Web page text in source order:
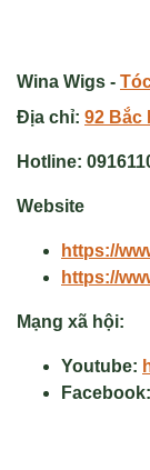
Wina Wigs -
Địa chỉ: 92 Bắc
Hotline:
Website
https://
https://
Mạng xã hội:
Youtube:
Facebook: